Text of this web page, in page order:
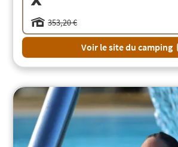
353,20 €
Voir le site du camping